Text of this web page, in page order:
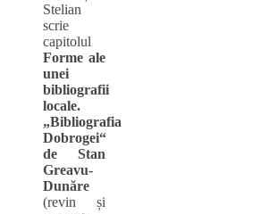
Stelian
scrie
capitolul
Forme ale
unei
bibliografii
locale.
„Bibliografia
Dobrogei“
de Stan
Greavu-
Dunăre
(revin și